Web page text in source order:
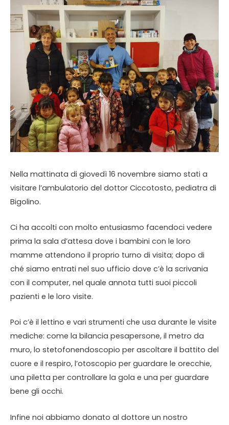
Nella mattinata di giovedì 16 novembre siamo stati a
visitare l’ambulatorio del dottor Ciccotosto, pediatra di
Bigolino.
Ci ha accolti con molto entusiasmo facendoci vedere
prima la sala d’attesa dove i bambini con le loro
mamme attendono il proprio turno di visita; dopo di
ché siamo entrati nel suo ufficio dove c’è la scrivania
con il computer, nel quale annota tutti suoi piccoli
pazienti e le loro visite.
Poi c’è il lettino e vari strumenti che usa durante le visite
mediche: come la bilancia pesapersone, il metro da
muro, lo stetofonendoscopio per ascoltare il battito del
cuore e il respiro, l’otoscopio per guardare le orecchie,
una piletta per controllare la gola e una per guardare
bene gli occhi.
Infine noi abbiamo donato al dottore un nostro